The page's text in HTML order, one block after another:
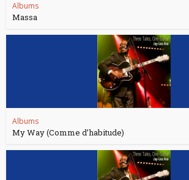
Albums
Massa
Albums
My Way (Comme d’habitude)